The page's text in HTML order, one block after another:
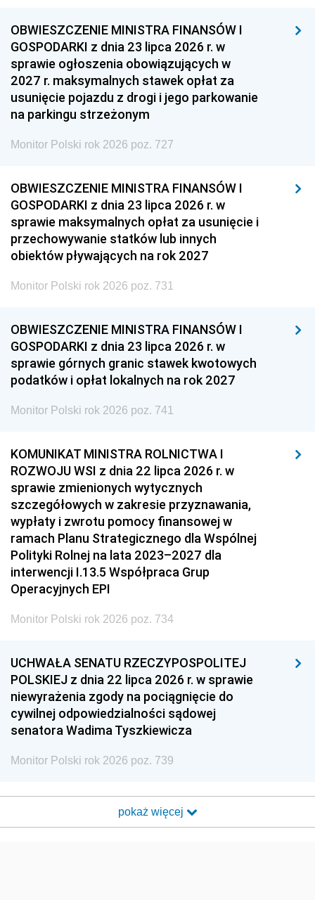
OBWIESZCZENIE MINISTRA FINANSÓW I
GOSPODARKI z dnia 23 lipca 2026 r. w
sprawie ogłoszenia obowiązujących w
2027 r. maksymalnych stawek opłat za
usunięcie pojazdu z drogi i jego parkowanie
na parkingu strzeżonym
Monitor Polski rok 2026 poz. 727
OBWIESZCZENIE MINISTRA FINANSÓW I
GOSPODARKI z dnia 23 lipca 2026 r. w
sprawie maksymalnych opłat za usunięcie i
przechowywanie statków lub innych
obiektów pływających na rok 2027
Monitor Polski rok 2026 poz. 731
OBWIESZCZENIE MINISTRA FINANSÓW I
GOSPODARKI z dnia 23 lipca 2026 r. w
sprawie górnych granic stawek kwotowych
podatków i opłat lokalnych na rok 2027
Monitor Polski rok 2026 poz. 741
KOMUNIKAT MINISTRA ROLNICTWA I
ROZWOJU WSI z dnia 22 lipca 2026 r. w
sprawie zmienionych wytycznych
szczegółowych w zakresie przyznawania,
wypłaty i zwrotu pomocy finansowej w
ramach Planu Strategicznego dla Wspólnej
Polityki Rolnej na lata 2023–2027 dla
interwencji I.13.5 Współpraca Grup
Operacyjnych EPI
Monitor Polski rok 2026 poz. 734
UCHWAŁA SENATU RZECZYPOSPOLITEJ
POLSKIEJ z dnia 22 lipca 2026 r. w sprawie
niewyrażenia zgody na pociągnięcie do
cywilnej odpowiedzialności sądowej
senatora Wadima Tyszkiewicza
Monitor Polski rok 2026 poz. 739
pokaż więcej